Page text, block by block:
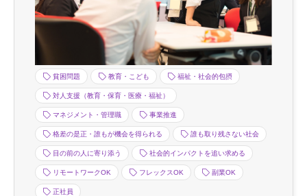
貧困問題 教育・こども 福祉・社会的包摂
対人支援（教育・保育・医療・福祉）
マネジメント・管理職 事業推進
格差の是正・誰もが機会を得られる 誰も取り残さない社会
目の前の人に寄り添う 社会的インパクトを追い求める
リモートワークOK フレックスOK 副業OK
正社員